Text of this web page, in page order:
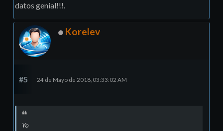
datos genial!!!.
Korelev
#5 24 de Mayo de 2018, 03:33:02 AM
Yo